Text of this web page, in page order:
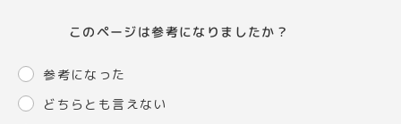
このページは参考になりましたか？
参考になった
どちらとも言えない